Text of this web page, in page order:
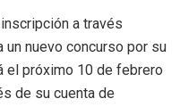
a través
un nuevo concurso por su
el próximo 10 de febrero
de su cuenta de